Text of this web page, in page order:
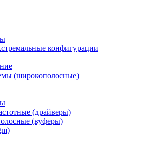
конфигурации
(широкополосные)
(драйверы)
(вуферы)